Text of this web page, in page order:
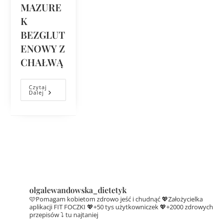
MAZURE
K
BEZGLUT
ENOWY Z
CHAŁWĄ
Czytaj
Dalej
olgalewandowska_dietetyk
🩷Pomagam kobietom zdrowo jeść i chudnąć💖Założycielka
aplikacji FIT FOCZKI 💖+50 tys użytkowniczek💖+2000 zdrowych
przepisów ⤵️ tu najtaniej